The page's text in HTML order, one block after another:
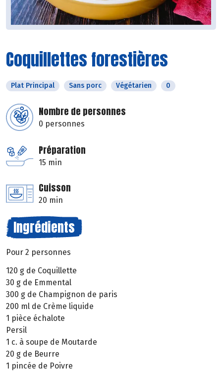
Coquillettes forestières
Plat Principal Sans porc Végétarien 0
Nombre de personnes
0 personnes
Préparation
15 min
Cuisson
20 min
Ingrédients
Pour 2 personnes
120 g de Coquillette
30 g de Emmental
300 g de Champignon de paris
200 ml de Crème liquide
1 pièce échalote
Persil
1 c. à soupe de Moutarde
20 g de Beurre
1 pincée de Poivre